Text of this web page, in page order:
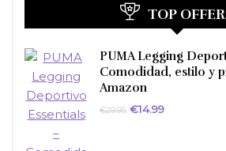
TOP
PUMA Legging
Comodidad, estilo y
Amazon
€29.95 El
€14.99El